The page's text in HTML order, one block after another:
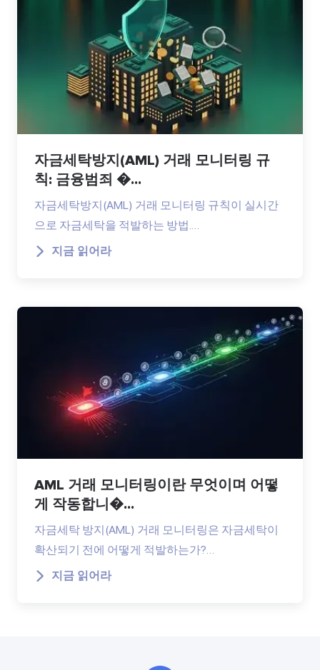
자금세탁방지(AML) 거래 모니터링 규
칙: 금융범죄 �...
자금세탁방지(AML) 거래 모니터링 규칙이 실시간
으로 자금세탁을 적발하는 방법.…
지금 읽어라
AML 거래 모니터링이란 무엇이며 어떻
게 작동합니�...
자금세탁 방지(AML) 거래 모니터링은 자금세탁이
확산되기 전에 어떻게 적발하는가?…
지금 읽어라